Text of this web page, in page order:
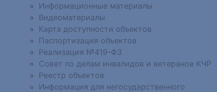
Информационные материалы
Видеоматериалы
Карта доступности объектов
Паспортизация объектов
Реализация №419-ФЗ
Совет по делам инвалидов и ветеранов КЧР
Реестр объектов
Информация для негосударственного